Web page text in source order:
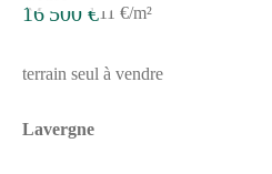
16 500 €11 €/m²
terrain seul à vendre
Lavergne